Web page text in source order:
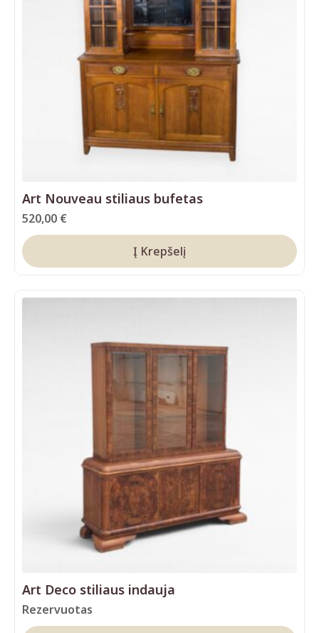
Art Nouveau stiliaus bufetas
520,00 €
Į Krepšelį
Art Deco stiliaus indauja
Rezervuotas